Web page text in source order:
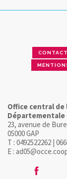
CONTACT
Office central de
Départementale
23, avenue de Bure
05000 GAP
T : 0492522262 |
E :